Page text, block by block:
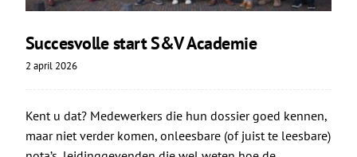
Succesvolle start S&V Academie
2 april 2026
Kent u dat? Medewerkers die hun dossier goed kennen,
maar niet verder komen, onleesbare (of juist te leesbare)